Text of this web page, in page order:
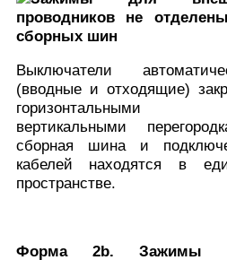
Выключатели
(вводные и отходящие)
вертикальными
сборная шина и
кабелей находятся в
пространстве.
Форма 2b. Зажимы